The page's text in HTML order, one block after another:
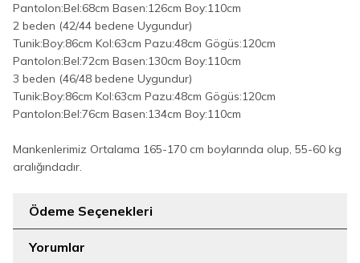
Pantolon:Bel:68cm Basen:126cm Boy:110cm
2 beden (42/44 bedene Uygundur)
Tunik:Boy:86cm Kol:63cm Pazu:48cm Gögüs:120cm
Pantolon:Bel:72cm Basen:130cm Boy:110cm
3 beden (46/48 bedene Uygundur)
Tunik:Boy:86cm Kol:63cm Pazu:48cm Gögüs:120cm
Pantolon:Bel:76cm Basen:134cm Boy:110cm
Mankenlerimiz Ortalama 165-170 cm boylarında olup, 55-60 kg
aralığındadır.
Ödeme Seçenekleri
Yorumlar